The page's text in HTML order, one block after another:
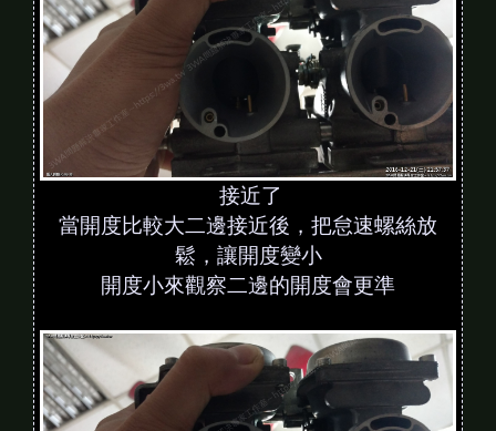
接近了
當開度比較大二邊接近後，把怠速螺絲放
鬆，讓開度變小
開度小來觀察二邊的開度會更準